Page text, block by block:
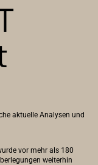
aktuelle Analysen und
vor mehr als 180
weiterhin